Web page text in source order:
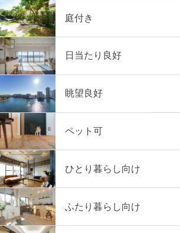
庭付き
日当たり良好
眺望良好
ペット可
ひとり暮らし向け
ふたり暮らし向け